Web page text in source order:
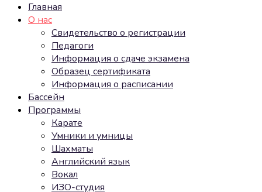
Главная
О нас
Свидетельство о регистрации
Педагоги
Информация о сдаче экзамена
Образец сертификата
Информация о расписании
Бассейн
Программы
Карате
Умники и умницы
Шахматы
Английский язык
Вокал
ИЗО-студия